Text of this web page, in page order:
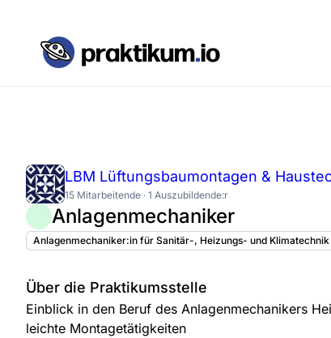
LBM Lüftungsbaumontagen &
15 Mitarbeitende · 1 Auszubildende:r
Anlagenmechaniker
Anlagenmechaniker:in für Sanitär-, Heizungs- und Klimatechnik
Über die Praktikumsstelle
Einblick in den Beruf des Anlagenmechanikers
leichte Montagetätigkeiten